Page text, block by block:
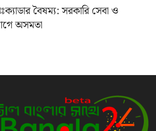
বৈষম্য: সরকারি সেবা ও
অসমতা